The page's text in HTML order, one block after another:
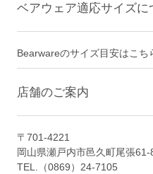
ベアウェア適応サイズに
Bearwareのサイズ目安はこち
店舗のご案内
〒701-4221
岡山県瀬戸内市邑久町尾張61-
TEL.（0869）24-7105